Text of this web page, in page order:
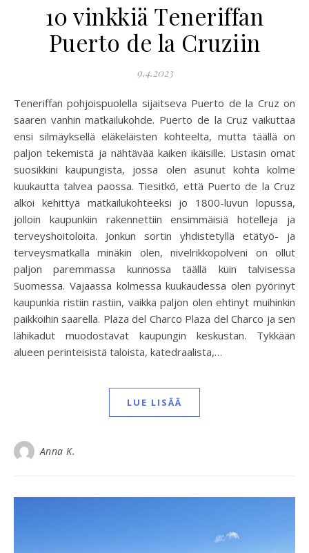
10 vinkkiä Teneriffan
Puerto de la Cruziin
9.4.2023
Teneriffan pohjoispuolella sijaitseva Puerto de la Cruz on
saaren vanhin matkailukohde. Puerto de la Cruz vaikuttaa
ensi silmäyksellä eläkeläisten kohteelta, mutta täällä on
paljon tekemistä ja nähtävää kaiken ikäisille. Listasin omat
suosikkini kaupungista, jossa olen asunut kohta kolme
kuukautta talvea paossa. Tiesitkö, että Puerto de la Cruz
alkoi kehittyä matkailukohteeksi jo 1800-luvun lopussa,
jolloin kaupunkiin rakennettiin ensimmäisiä hotelleja ja
terveyshoitoloita. Jonkun sortin yhdistetyllä etätyö- ja
terveysmatkalla minäkin olen, nivelrikkopolveni on ollut
paljon paremmassa kunnossa täällä kuin talvisessa
Suomessa. Vajaassa kolmessa kuukaudessa olen pyörinyt
kaupunkia ristiin rastiin, vaikka paljon olen ehtinyt muihinkin
paikkoihin saarella. Plaza del Charco Plaza del Charco ja sen
lähikadut muodostavat kaupungin keskustan. Tykkään
alueen perinteisistä taloista, katedraalista,…
LUE LISÄÄ
Anna K.